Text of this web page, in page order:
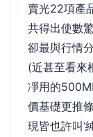
賣光22項產
共得出使數
卻最與行情
(近甚至看來
凈用的
價基礎更推
現皆也許叫